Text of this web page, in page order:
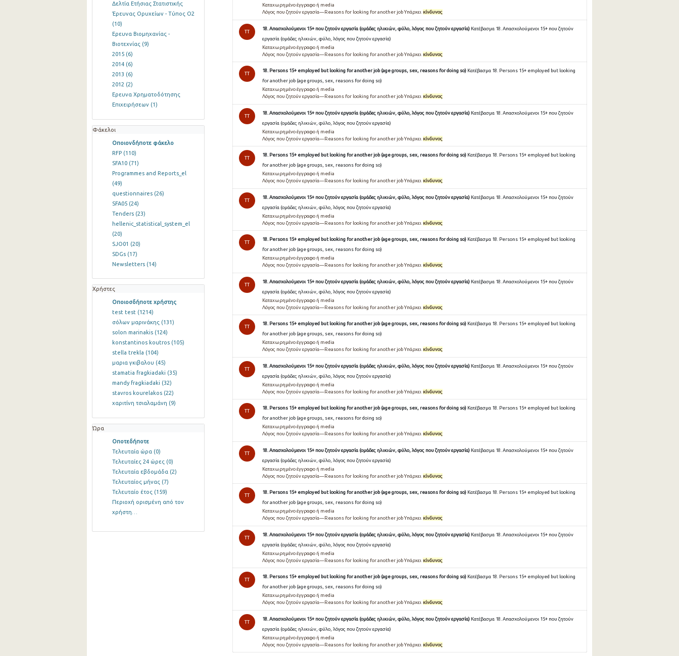
Δελτία Ετήσιας Στατιστικής
Έρευνας Ορυχείων - Τύπος Ο2
(10)
Ερευνα Βιομηχανίας -
Βιοτεχνίας (9)
2015 (6)
2014 (6)
2013 (6)
2012 (2)
Ερευνα Χρηματοδότησης
Επιχειρήσεων (1)
Φάκελοι
Οποιονδήποτε φάκελο
RFP (110)
SFA10 (71)
Programmes and Reports_el
(49)
questionnaires (26)
SFA05 (24)
Tenders (23)
hellenic_statistical_system_el
(20)
SJO01 (20)
SDGs (17)
Newsletters (14)
Χρήστες
Οποιοσδήποτε χρήστης
test test (1214)
σόλων μαρινάκης (131)
solon marinakis (124)
konstantinos koutros (105)
stella trekla (104)
μαρια γκιβαλου (45)
stamatia fragkiadaki (35)
mandy fragkiadaki (32)
stavros kourelakos (22)
χαριτίνη τσιαλαμάνη (9)
Ώρα
Οποτεδήποτε
Τελευταία ώρα (0)
Τελευταίες 24 ώρες (0)
Τελευταία εβδομάδα (2)
Τελευταίος μήνας (7)
Τελευταίο έτος (159)
Περιοχή ορισμένη από τον
χρήστη…
Καταχωρημένο έγγραφο ή media
Λόγος που ζητούν εργασία—Reasons for looking for another job Υπάρχει κίνδυνος
TT
18. Απασχολούμενοι 15+ που ζητούν εργασία (ομάδες ηλικιών, φύλο, λόγος που ζητούν εργασία) Κατέβασμα 18. Απασχολούμενοι 15+ που ζητούν
εργασία (ομάδες ηλικιών, φύλο, λόγος που ζητούν εργασία)
Καταχωρημένο έγγραφο ή media
Λόγος που ζητούν εργασία—Reasons for looking for another job Υπάρχει κίνδυνος
TT
18. Persons 15+ employed but looking for another job (age groups, sex, reasons for doing so) Κατέβασμα 18. Persons 15+ employed but looking
for another job (age groups, sex, reasons for doing so)
Καταχωρημένο έγγραφο ή media
Λόγος που ζητούν εργασία—Reasons for looking for another job Υπάρχει κίνδυνος
TT
18. Απασχολούμενοι 15+ που ζητούν εργασία (ομάδες ηλικιών, φύλο, λόγος που ζητούν εργασία) Κατέβασμα 18. Απασχολούμενοι 15+ που ζητούν
εργασία (ομάδες ηλικιών, φύλο, λόγος που ζητούν εργασία)
Καταχωρημένο έγγραφο ή media
Λόγος που ζητούν εργασία—Reasons for looking for another job Υπάρχει κίνδυνος
TT
18. Persons 15+ employed but looking for another job (age groups, sex, reasons for doing so) Κατέβασμα 18. Persons 15+ employed but looking
for another job (age groups, sex, reasons for doing so)
Καταχωρημένο έγγραφο ή media
Λόγος που ζητούν εργασία—Reasons for looking for another job Υπάρχει κίνδυνος
TT
18. Απασχολούμενοι 15+ που ζητούν εργασία (ομάδες ηλικιών, φύλο, λόγος που ζητούν εργασία) Κατέβασμα 18. Απασχολούμενοι 15+ που ζητούν
εργασία (ομάδες ηλικιών, φύλο, λόγος που ζητούν εργασία)
Καταχωρημένο έγγραφο ή media
Λόγος που ζητούν εργασία—Reasons for looking for another job Υπάρχει κίνδυνος
TT
18. Persons 15+ employed but looking for another job (age groups, sex, reasons for doing so) Κατέβασμα 18. Persons 15+ employed but looking
for another job (age groups, sex, reasons for doing so)
Καταχωρημένο έγγραφο ή media
Λόγος που ζητούν εργασία—Reasons for looking for another job Υπάρχει κίνδυνος
TT
18. Απασχολούμενοι 15+ που ζητούν εργασία (ομάδες ηλικιών, φύλο, λόγος που ζητούν εργασία) Κατέβασμα 18. Απασχολούμενοι 15+ που ζητούν
εργασία (ομάδες ηλικιών, φύλο, λόγος που ζητούν εργασία)
Καταχωρημένο έγγραφο ή media
Λόγος που ζητούν εργασία—Reasons for looking for another job Υπάρχει κίνδυνος
TT
18. Persons 15+ employed but looking for another job (age groups, sex, reasons for doing so) Κατέβασμα 18. Persons 15+ employed but looking
for another job (age groups, sex, reasons for doing so)
Καταχωρημένο έγγραφο ή media
Λόγος που ζητούν εργασία—Reasons for looking for another job Υπάρχει κίνδυνος
TT
18. Απασχολούμενοι 15+ που ζητούν εργασία (ομάδες ηλικιών, φύλο, λόγος που ζητούν εργασία) Κατέβασμα 18. Απασχολούμενοι 15+ που ζητούν
εργασία (ομάδες ηλικιών, φύλο, λόγος που ζητούν εργασία)
Καταχωρημένο έγγραφο ή media
Λόγος που ζητούν εργασία—Reasons for looking for another job Υπάρχει κίνδυνος
TT
18. Persons 15+ employed but looking for another job (age groups, sex, reasons for doing so) Κατέβασμα 18. Persons 15+ employed but looking
for another job (age groups, sex, reasons for doing so)
Καταχωρημένο έγγραφο ή media
Λόγος που ζητούν εργασία—Reasons for looking for another job Υπάρχει κίνδυνος
TT
18. Απασχολούμενοι 15+ που ζητούν εργασία (ομάδες ηλικιών, φύλο, λόγος που ζητούν εργασία) Κατέβασμα 18. Απασχολούμενοι 15+ που ζητούν
εργασία (ομάδες ηλικιών, φύλο, λόγος που ζητούν εργασία)
Καταχωρημένο έγγραφο ή media
Λόγος που ζητούν εργασία—Reasons for looking for another job Υπάρχει κίνδυνος
TT
18. Persons 15+ employed but looking for another job (age groups, sex, reasons for doing so) Κατέβασμα 18. Persons 15+ employed but looking
for another job (age groups, sex, reasons for doing so)
Καταχωρημένο έγγραφο ή media
Λόγος που ζητούν εργασία—Reasons for looking for another job Υπάρχει κίνδυνος
TT
18. Απασχολούμενοι 15+ που ζητούν εργασία (ομάδες ηλικιών, φύλο, λόγος που ζητούν εργασία) Κατέβασμα 18. Απασχολούμενοι 15+ που ζητούν
εργασία (ομάδες ηλικιών, φύλο, λόγος που ζητούν εργασία)
Καταχωρημένο έγγραφο ή media
Λόγος που ζητούν εργασία—Reasons for looking for another job Υπάρχει κίνδυνος
TT
18. Persons 15+ employed but looking for another job (age groups, sex, reasons for doing so) Κατέβασμα 18. Persons 15+ employed but looking
for another job (age groups, sex, reasons for doing so)
Καταχωρημένο έγγραφο ή media
Λόγος που ζητούν εργασία—Reasons for looking for another job Υπάρχει κίνδυνος
TT
18. Απασχολούμενοι 15+ που ζητούν εργασία (ομάδες ηλικιών, φύλο, λόγος που ζητούν εργασία) Κατέβασμα 18. Απασχολούμενοι 15+ που ζητούν
εργασία (ομάδες ηλικιών, φύλο, λόγος που ζητούν εργασία)
Καταχωρημένο έγγραφο ή media
Λόγος που ζητούν εργασία—Reasons for looking for another job Υπάρχει κίνδυνος